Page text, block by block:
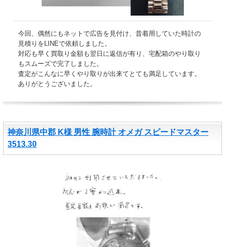
今回、偶然にもネットで広告を見付け、昔着用していた時計の
見積りをLINEで依頼しました。
対応も早く買取り金額も翌日に返信が有り、宅配箱のやり取り
もスムーズで完了しました。
査定がこんなに早くやり取りが出来てとても満足しています。
ありがとうございました。
神奈川県中郡 K様 男性 腕時計 オメガ スピードマスター
3513.30